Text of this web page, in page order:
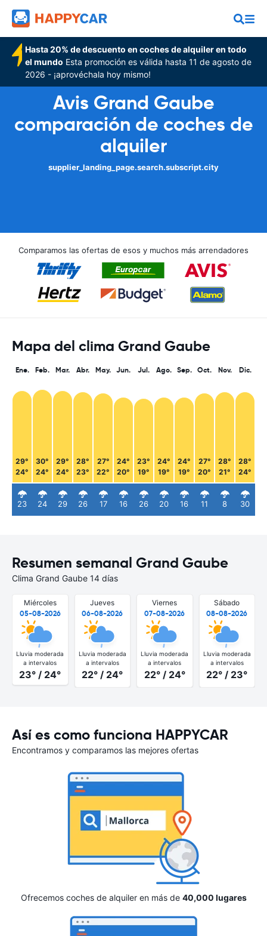
Hasta 20% de descuento en coches de alquiler en todo
el mundo Esta promoción es válida hasta 11 de agosto de
2026 - ¡aprovéchala hoy mismo!
Avis Grand Gaube
comparación de coches de
alquiler
supplier_landing_page.search.subscript.city
Comparamos las ofertas de esos y muchos más arrendadores
Mapa del clima Grand Gaube
Ene.
29°
24°
23
Feb.
30°
24°
24
Mar.
29°
24°
29
Abr.
28°
23°
26
May.
27°
22°
17
Jun.
24°
20°
16
Jul.
23°
19°
26
Ago.
24°
19°
20
Sep.
24°
19°
16
Oct.
27°
20°
11
Nov.
28°
21°
8
Dic.
28°
24°
30
Resumen semanal Grand Gaube
Clima Grand Gaube 14 días
Miércoles
05-08-2026
Lluvia moderada
a intervalos
23° / 24°
Jueves
06-08-2026
Lluvia moderada
a intervalos
22° / 24°
Viernes
07-08-2026
Lluvia moderada
a intervalos
22° / 24°
Sábado
08-08-2026
Lluvia moderada
a intervalos
22° / 23°
Así es como funciona HAPPYCAR
Encontramos y comparamos las mejores ofertas
Ofrecemos coches de alquiler en más de 40,000 lugares